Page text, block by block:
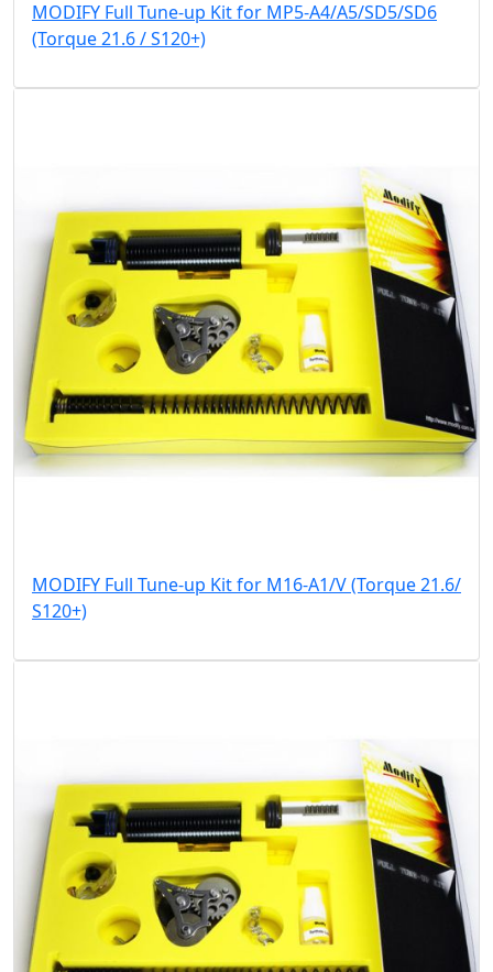
MODIFY Full Tune-up Kit for MP5-A4/A5/SD5/SD6
(Torque 21.6 / S120+)
MODIFY Full Tune-up Kit for M16-A1/V (Torque 21.6/
S120+)